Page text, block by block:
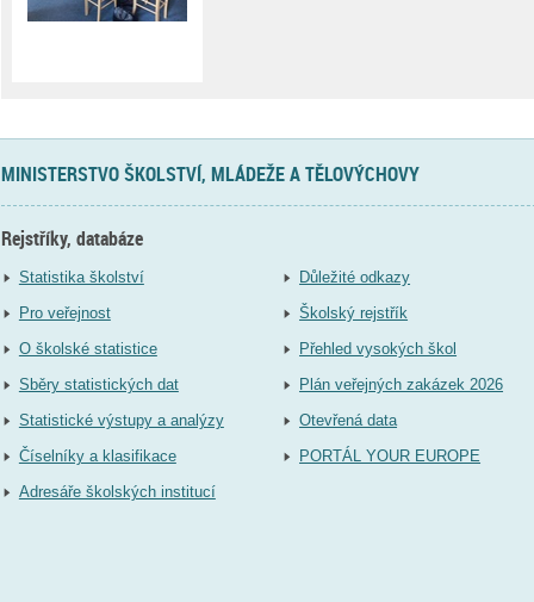
MINISTERSTVO ŠKOLSTVÍ, MLÁDEŽE A TĚLOVÝCHOVY
Rejstříky, databáze
Statistika školství
Pro veřejnost
O školské statistice
Sběry statistických dat
Statistické výstupy a analýzy
Číselníky a klasifikace
Adresáře školských institucí
Důležité odkazy
Školský rejstřík
Přehled vysokých škol
Plán veřejných zakázek 2026
Otevřená data
PORTÁL YOUR EUROPE